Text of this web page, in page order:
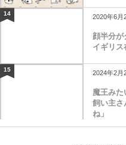
14 2020年6月
顔半分
イギリス
15 2024年2月
魔王みた
飼い主さ
ね」